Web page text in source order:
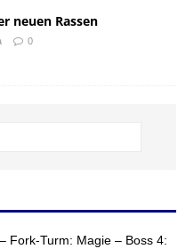
neuen Rassen
0
Fork-Turm: Magie – Boss 4: